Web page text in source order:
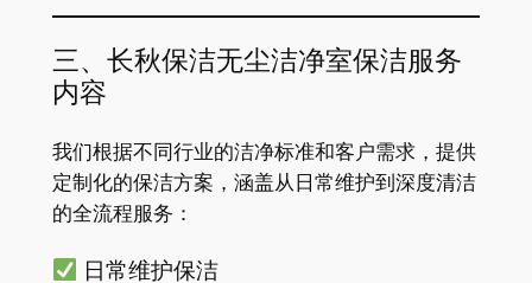
三、长秋保洁无尘洁净室保洁服务
内容
我们根据不同行业的洁净标准和客户需求，提供
定制化的保洁方案，涵盖从日常维护到深度清洁
的全流程服务：
日常维护保洁